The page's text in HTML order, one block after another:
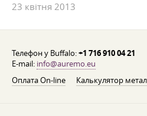
23 квітня 2013
Телефон у Buffalo:+1 716 910 04 21
E-mail: info@auremo.eu
Оплата On-line
Калькулятор